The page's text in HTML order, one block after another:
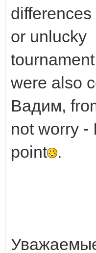
or unlucky
were also
Вадим,
not worry -
point
.